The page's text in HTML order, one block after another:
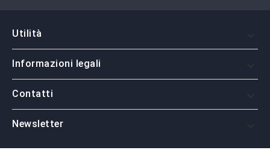
Utilità
Informazioni legali
Contatti
Newsletter